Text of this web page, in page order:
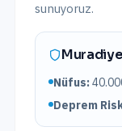
sunuyoruz.
Muradiye
Nüfus:
Deprem